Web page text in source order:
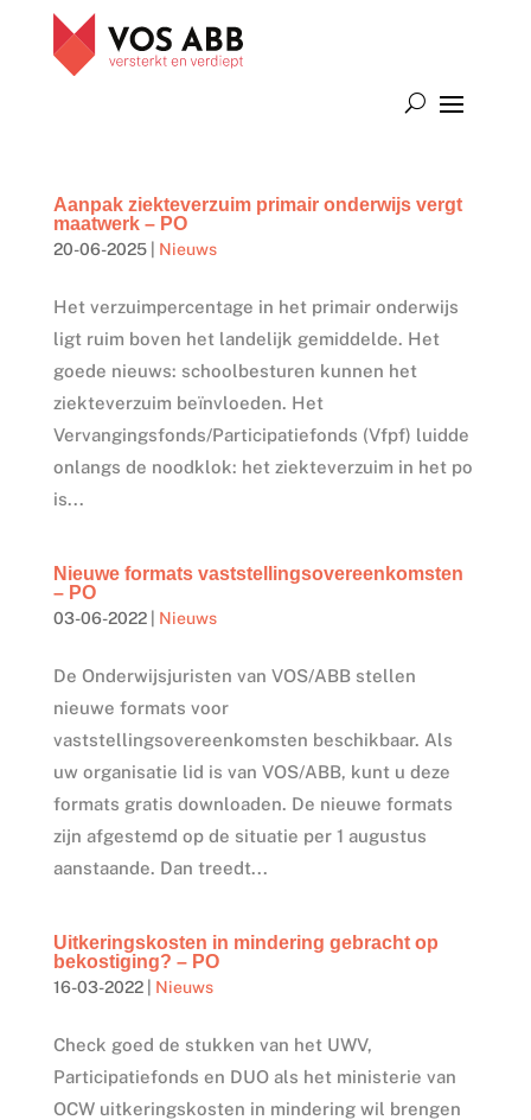
Aanpak ziekteverzuim primair onderwijs vergt
maatwerk – PO
20-06-2025| Nieuws
Het verzuimpercentage in het primair onderwijs
ligt ruim boven het landelijk gemiddelde. Het
goede nieuws: schoolbesturen kunnen het
ziekteverzuim beïnvloeden. Het
Vervangingsfonds/Participatiefonds (Vfpf) luidde
onlangs de noodklok: het ziekteverzuim in het po
is...
Nieuwe formats vaststellingsovereenkomsten
– PO
03-06-2022| Nieuws
De Onderwijsjuristen van VOS/ABB stellen
nieuwe formats voor
vaststellingsovereenkomsten beschikbaar. Als
uw organisatie lid is van VOS/ABB, kunt u deze
formats gratis downloaden. De nieuwe formats
zijn afgestemd op de situatie per 1 augustus
aanstaande. Dan treedt...
Uitkeringskosten in mindering gebracht op
bekostiging? – PO
16-03-2022| Nieuws
Check goed de stukken van het UWV,
Participatiefonds en DUO als het ministerie van
OCW uitkeringskosten in mindering wil brengen